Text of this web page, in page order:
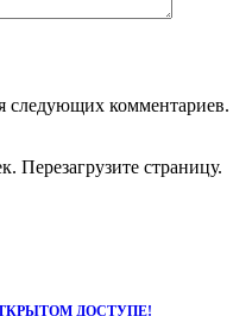
следующих комментариев.
Перезагрузите страницу.
ОТКРЫТОМ ДОСТУПЕ!